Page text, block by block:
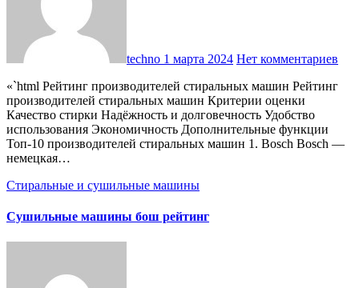
techno 1 марта 2024 Нет комментариев
«`html Рейтинг производителей стиральных машин Рейтинг
производителей стиральных машин Критерии оценки
Качество стирки Надёжность и долговечность Удобство
использования Экономичность Дополнительные функции
Топ-10 производителей стиральных машин 1. Bosch Bosch —
немецкая…
Стиральные и сушильные машины
Сушильные машины бош рейтинг